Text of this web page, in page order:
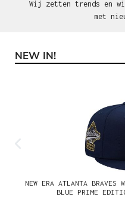
Wij zetten trends en
met
Productgalerij overslaan
NEW IN!
NEW ERA ATLANTA BRAVES
BLUE PRIME